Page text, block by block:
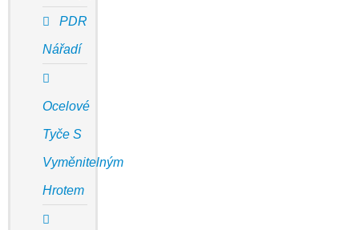
PDR
Nářadí
Ocelové
Tyče S
Vyměnitelným
Hrotem